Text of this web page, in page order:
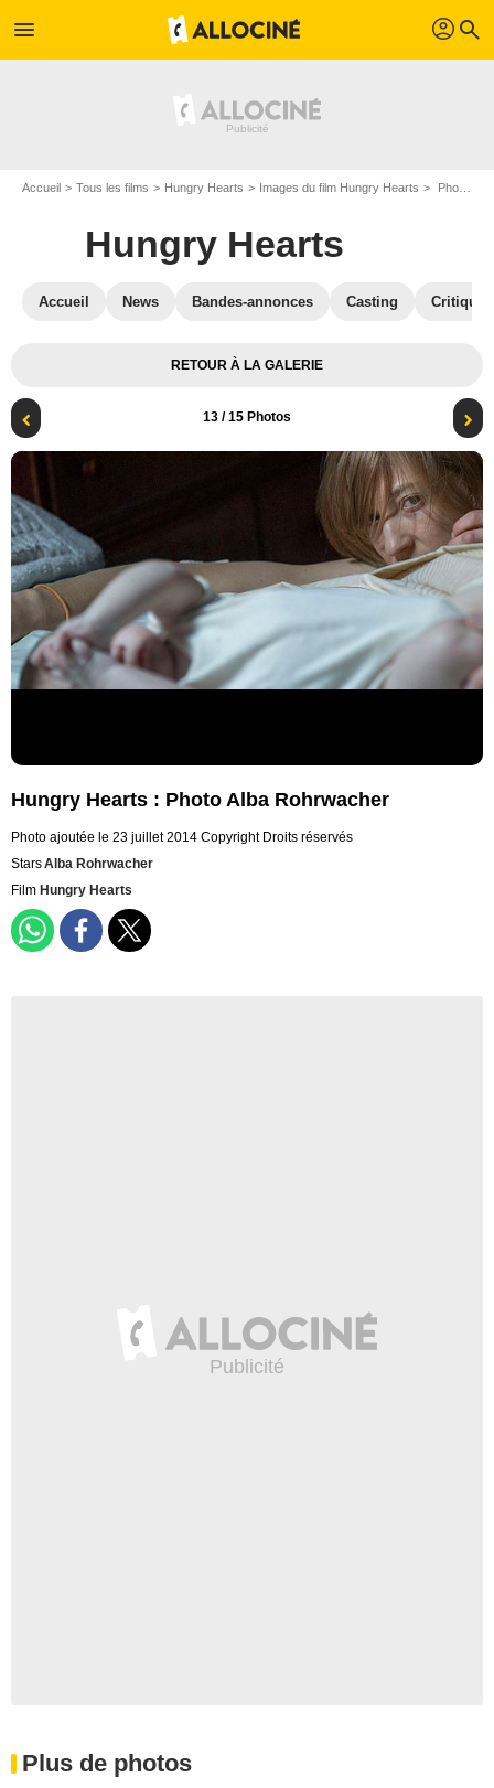
menu profil search
Accueil Tous les films Hungry Hearts Images du film Hungry Hearts Photo du film Hungry Hearts - Photo 13
Hungry Hearts
Accueil News Bandes-annonces Casting
RETOUR À LA GALERIE
13 / 15 Photos
Hungry Hearts : Photo Alba Rohrwacher
Photo ajoutée le 23 juillet 2014 Copyright Droits réservés
StarsAlba Rohrwacher
Film Hungry Hearts
Plus de photos